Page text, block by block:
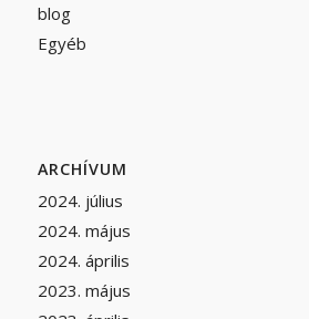
blog
Egyéb
ARCHÍVUM
2024. július
2024. május
2024. április
2023. május